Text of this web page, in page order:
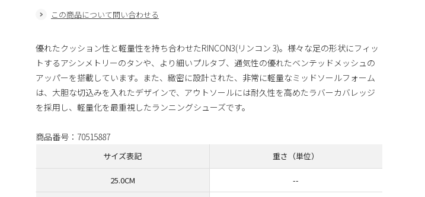
この商品について問い合わせる
優れたクッション性と軽量性を持ち合わせたRINCON3(リンコン 3)。様々な足の形状にフィッ
トするアシンメトリーのタンや、より細いプルタブ、通気性の優れたベンテッドメッシュの
アッパーを搭載しています。また、緻密に設計された、非常に軽量なミッドソールフォーム
は、大胆な切込みを入れたデザインで、アウトソールには耐久性を高めたラバーカバレッジ
を採用し、軽量化を最重視したランニングシューズです。
商品番号：70515887
サイズ表記 重さ（単位）
25.0CM --